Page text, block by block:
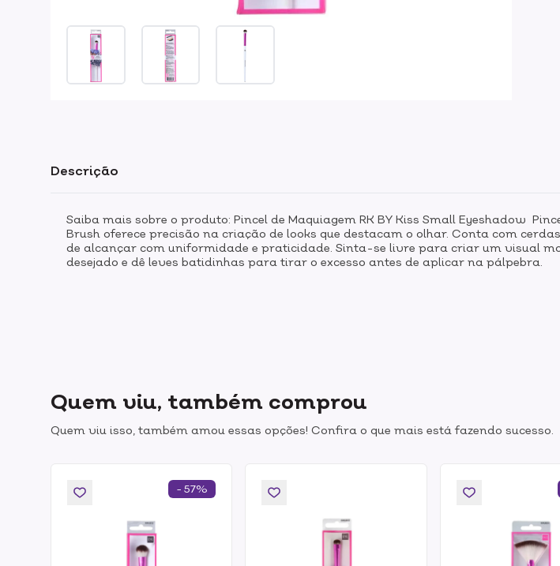
Descrição
Saiba mais sobre o produto: Pincel de Maquiagem RK BY Kiss Small Eyeshadow
Brush oferece precisão na criação de looks que destacam o olhar. Conta com
de alcançar com uniformidade e praticidade. Sinta-se livre para criar um visual
desejado e dê leves batidinhas para tirar o excesso antes de aplicar na pálpebra.
Quem viu, também comprou
Quem viu isso, também amou essas opções! Confira o que mais está fazendo sucesso.
- 57%